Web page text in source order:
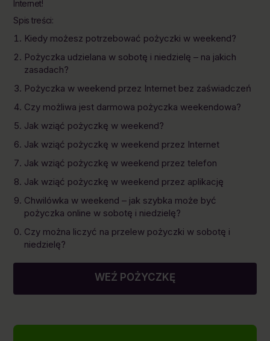
Internet!
Spis treści:
Kiedy możesz potrzebować pożyczki w weekend?
Pożyczka udzielana w sobotę i niedzielę – na jakich
zasadach?
Pożyczka w weekend przez Internet bez zaświadczeń
Czy możliwa jest darmowa pożyczka weekendowa?
Jak wziąć pożyczkę w weekend?
Jak wziąć pożyczkę w weekend przez Internet
Jak wziąć pożyczkę w weekend przez telefon
Jak wziąć pożyczkę w weekend przez aplikację
Chwilówka w weekend – jak szybka może być
pożyczka online w sobotę i niedzielę?
Czy można liczyć na przelew pożyczki w sobotę i
niedzielę?
WEŹ POŻYCZKĘ